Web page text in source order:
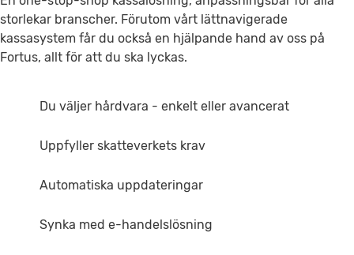
storlekar branscher. Förutom vårt lättnavigerade
kassasystem får du också en hjälpande hand av oss på
Fortus, allt för att du ska lyckas.
Du väljer hårdvara - enkelt eller avancerat
Uppfyller skatteverkets krav
Automatiska uppdateringar
Synka med e-handelslösning